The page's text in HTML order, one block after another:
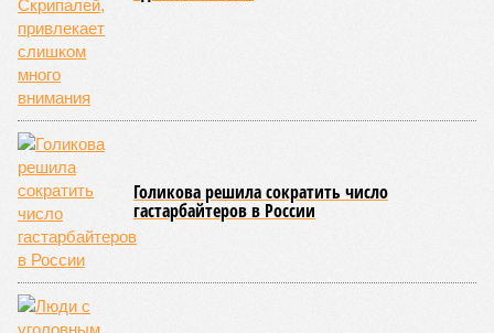
Казалось бы, формально ответственность по
достраиванию объекта распределена. Seven Suns
Development – банкрот, часть его структур признана
несостоятельной ещё в 2024 году, бенефициар компании
находится под следствием по ст. 200.3 УК РФ. Достройку
проблемных объектов группы – «Станции Л», «Сказочного
леса» и «В стремлении к свету», согласно информации на
сайтах Capital Group, осенью 2024 г. взяла на себя. Два из
трёх объектов уже сданы или близки к сдаче. Третий –
«Станция Л», крупнейший по числу пострадавших
дольщиков (3908 квартир в пяти корпусах) – по факту
остаётся стройплощадкой без стройки. Возникает вопрос:
распространяется ли договорённость 2024 года на
«Станцию Л» в полном объёме или приоритет отдан